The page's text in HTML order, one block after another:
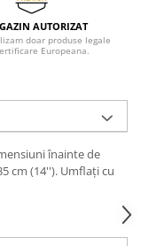
AUTORIZAT
doar produse legale
Europeana.
înainte de
cm (14''). Umflați cu